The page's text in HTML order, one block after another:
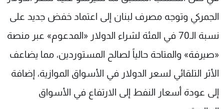
الجمركي وتوجه مصرف لبنان إلى اعتماد خفض جديد على
نسبة الـ70 في المئة لشراء الدولار «المدعوم» عبر منصة
«صيرفة» والمتاحة حالياً لصالح المستوردين، مما يضاعف
الأثر التلقائي لسعر الدولار في الأسواق الموازية، إضافة
إلى عودة أسعار النفط إلى الارتفاع في الأسواق